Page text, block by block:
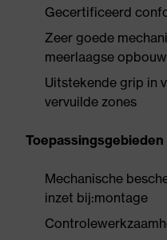
Gecertificeerd
Zeer goede
meerlaagse
Uitstekende grip in
vervuilde zones
Toepassingsgebieden
Mechanische
inzet bij:montage